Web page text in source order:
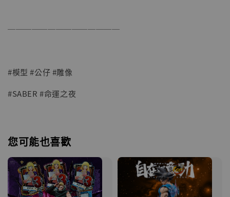
──────────────
#模型 #公仔 #雕像
#SABER #命運之夜
您可能也喜歡